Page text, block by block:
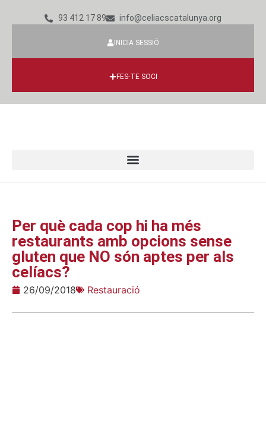
93 412 17 89 info@celiacscatalunya.org
INICIA SESSIÓ
FES-TE SOCI
Per què cada cop hi ha més
restaurants amb opcions sense
gluten que NO són aptes per als
celíacs?
26/09/2018 Restauració